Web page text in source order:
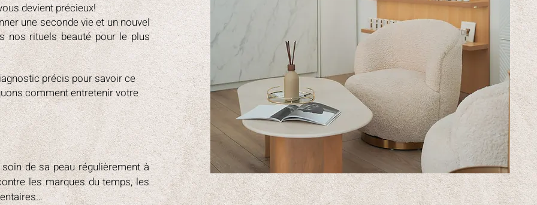
devient précieux!
une seconde vie et un nouvel
nos rituels beauté pour le plus
précis pour savoir ce
comment entretenir votre
de sa peau régulièrement à
les marques du temps, les